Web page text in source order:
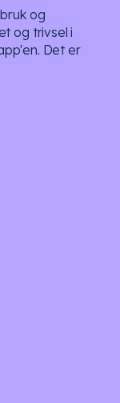
og
og trivsel i
Det er